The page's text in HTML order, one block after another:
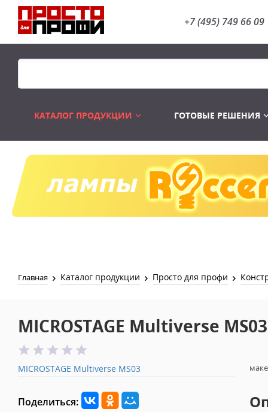
+7 (495) 749 66 09
КАТАЛОГ ПРОДУКЦИИ
Распродажа Лампы
ГОТОВЫЕ РЕШЕНИЯ
Главная Каталог продукции Просто для профи
MICROSTAGE Multiverse MS03
MICROSTAGE Multiverse MS03
Поделиться: